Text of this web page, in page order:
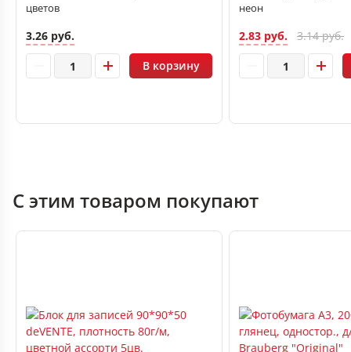
цветов
3.26 руб.
В корзину
неон
2.83 руб. 3.14 руб.
С этим товаром покупают